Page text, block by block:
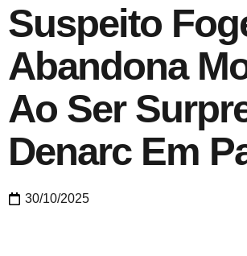
Suspeito
Abandona
Ao Ser
Denarc Em
30/10/2025